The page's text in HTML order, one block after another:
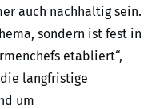
auch nachhaltig sein.
sondern ist fest in
etabliert“,
die langfristige
um